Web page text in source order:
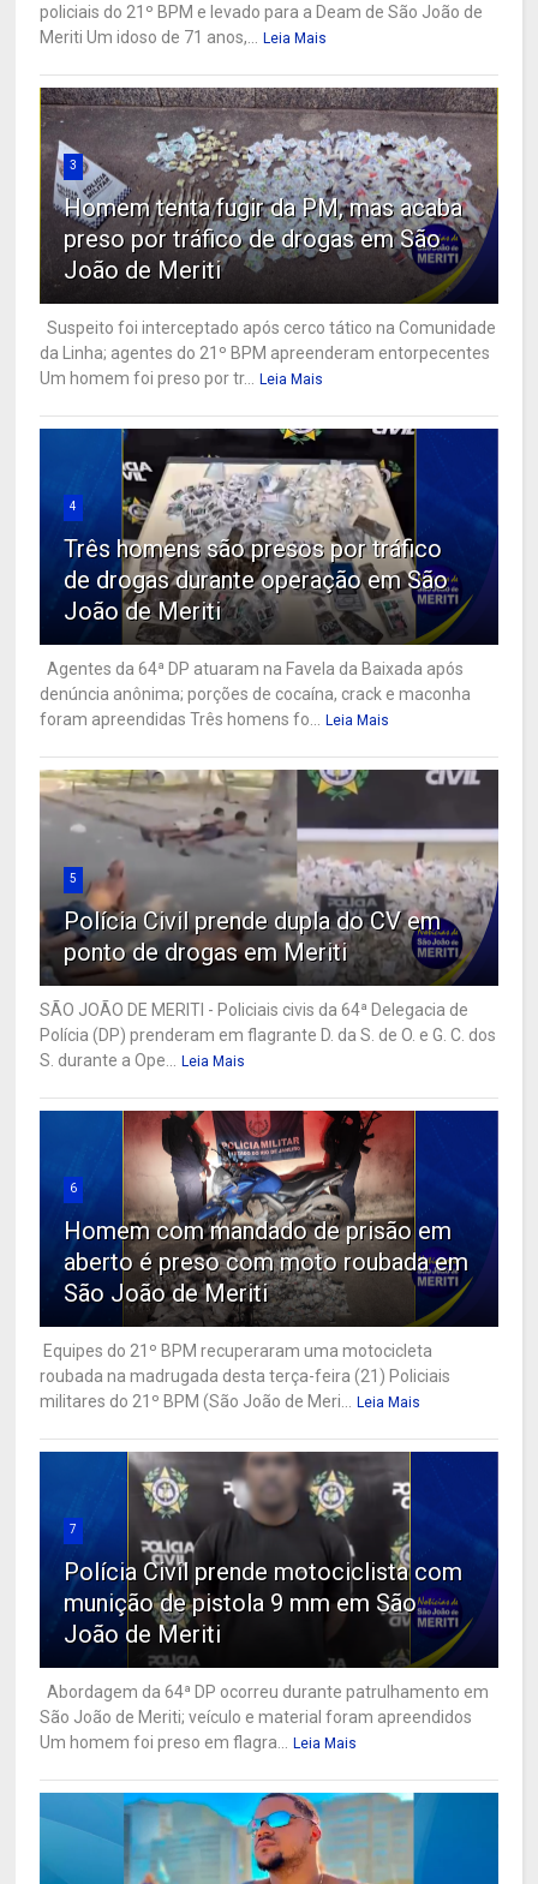
policiais do 21º BPM e levado para a Deam de São João de
Meriti Um idoso de 71 anos,...
Leia Mais
3
Homem tenta fugir da PM, mas acaba
preso por tráfico de drogas em São
João de Meriti
Suspeito foi interceptado após cerco tático na Comunidade
da Linha; agentes do 21º BPM apreenderam entorpecentes
Um homem foi preso por tr...
Leia Mais
4
Três homens são presos por tráfico
de drogas durante operação em São
João de Meriti
Agentes da 64ª DP atuaram na Favela da Baixada após
denúncia anônima; porções de cocaína, crack e maconha
foram apreendidas Três homens fo...
Leia Mais
5
Polícia Civil prende dupla do CV em
ponto de drogas em Meriti
SÃO JOÃO DE MERITI - Policiais civis da 64ª Delegacia de
Polícia (DP) prenderam em flagrante D. da S. de O. e G. C. dos
S. durante a Ope...
Leia Mais
6
Homem com mandado de prisão em
aberto é preso com moto roubada em
São João de Meriti
Equipes do 21º BPM recuperaram uma motocicleta
roubada na madrugada desta terça-feira (21) Policiais
militares do 21º BPM (São João de Meri...
Leia Mais
7
Polícia Civil prende motociclista com
munição de pistola 9 mm em São
João de Meriti
Abordagem da 64ª DP ocorreu durante patrulhamento em
São João de Meriti; veículo e material foram apreendidos
Um homem foi preso em flagra...
Leia Mais